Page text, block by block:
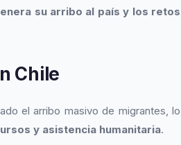
su arribo al país y los retos
Chile
el arribo masivo de migrantes, lo
y asistencia humanitaria.